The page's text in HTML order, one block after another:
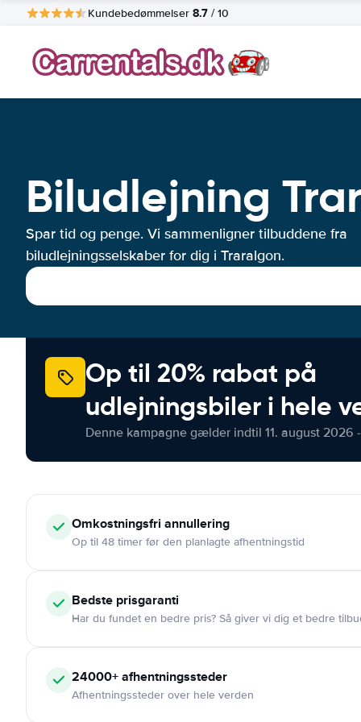
Kundebedømmelser 8.7 / 10
Biludlejning
Spar tid og penge. Vi sammenligner tilbuddene fra
biludlejningsselskaber for dig i Traralgon.
Op til 20% rabat på
udlejningsbiler i hele
Denne kampagne gælder indtil 11. august 2026
Omkostningsfri annullering
Op til 48 timer før den planlagte afhentningstid
Bedste prisgaranti
Har du fundet en bedre pris? Så giver vi dig et bedre
24000+afhentningssteder
Afhentningssteder over hele verden